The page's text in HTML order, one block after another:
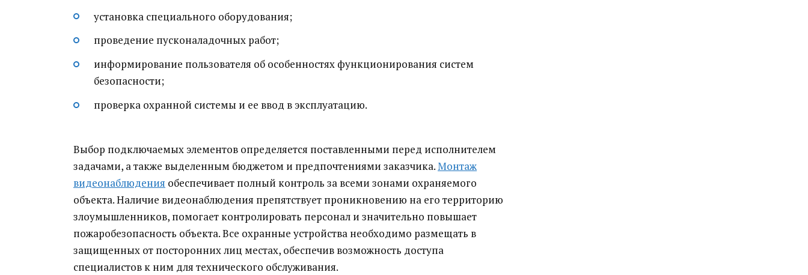
установка специального оборудования;
проведение пусконаладочных работ;
информирование пользователя об особенностях функционирования систем
безопасности;
проверка охранной системы и ее ввод в эксплуатацию.
Выбор подключаемых элементов определяется поставленными перед исполнителем
задачами, а также выделенным бюджетом и предпочтениями заказчика.Монтаж
видеонаблюдения обеспечивает полный контроль за всеми зонами охраняемого
объекта. Наличие видеонаблюдения препятствует проникновению на его территорию
злоумышленников, помогает контролировать персонал и значительно повышает
пожаробезопасность объекта. Все охранные устройства необходимо размещать в
защищенных от посторонних лиц местах, обеспечив возможность доступа
специалистов к ним для технического обслуживания.